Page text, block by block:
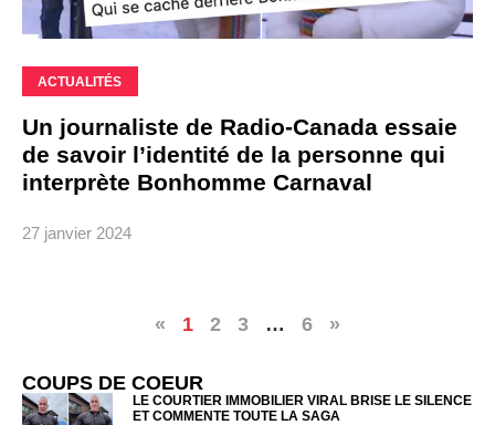
ACTUALITÉS
Un journaliste de Radio-Canada essaie
de savoir l’identité de la personne qui
interprète Bonhomme Carnaval
27 janvier 2024
« 1 2 3 … 6 »
COUPS DE COEUR
LE COURTIER IMMOBILIER VIRAL BRISE LE SILENCE
ET COMMENTE TOUTE LA SAGA